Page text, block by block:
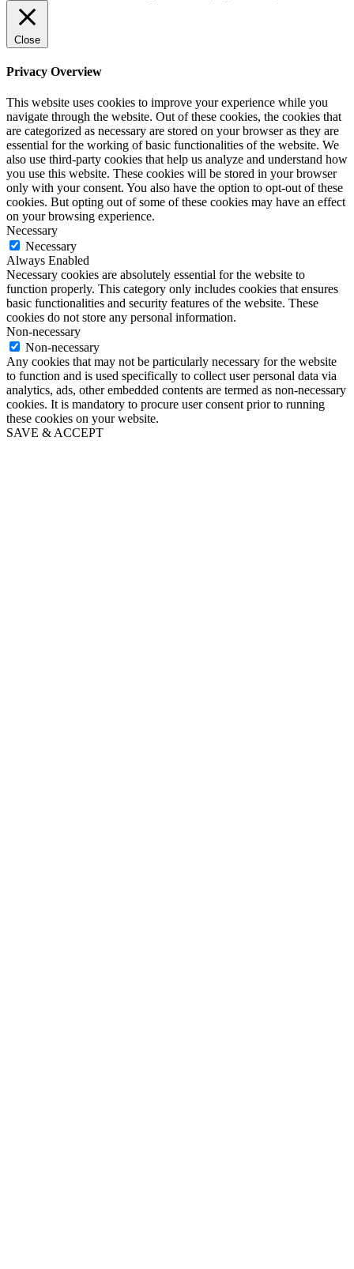
Close
Privacy Overview
This website uses cookies to improve your experience while you
navigate through the website. Out of these cookies, the cookies that
are categorized as necessary are stored on your browser as they are
essential for the working of basic functionalities of the website. We
also use third-party cookies that help us analyze and understand how
you use this website. These cookies will be stored in your browser
only with your consent. You also have the option to opt-out of these
cookies. But opting out of some of these cookies may have an effect
on your browsing experience.
Necessary
Necessary
Always Enabled
Necessary cookies are absolutely essential for the website to
function properly. This category only includes cookies that ensures
basic functionalities and security features of the website. These
cookies do not store any personal information.
Non-necessary
Non-necessary
Any cookies that may not be particularly necessary for the website
to function and is used specifically to collect user personal data via
analytics, ads, other embedded contents are termed as non-necessary
cookies. It is mandatory to procure user consent prior to running
these cookies on your website.
SAVE & ACCEPT